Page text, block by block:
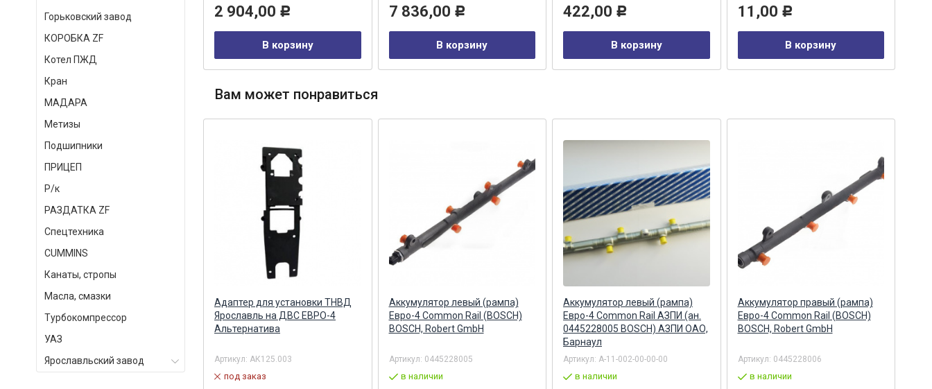
Горьковский завод
КОРОБКА ZF
Котел ПЖД
Кран
МАДАРА
Метизы
Подшипники
ПРИЦЕП
Р/к
РАЗДАТКА ZF
Спецтехника
СUMMINS
Канаты, стропы
Масла, смазки
Турбокомпрессор
УАЗ
Ярославльский завод
309,00 Р
В корзину
2 904,00 Р
В корзину
7 836,00 Р
В корзину
422,00 Р
В корзину
11,00 Р
В корзину
Вам может понравиться
Аккумулятор правый (рампа)
Евро-4 Common Rail АЗПИ (ан.
Барнаул
Артикул:А-11-003-00-00-00
Адаптер для установки ТНВД
Ярославль на ДВС ЕВРО-4
Альтернатива
Артикул: АК125.003
под заказ
Аккумулятор левый (рампа)
Евро-4 Common Rail (BOSCH)
BOSCH, Robert GmbH
Артикул: 0445228005
в наличии
Аккумулятор левый (рампа)
Евро-4 Common Rail АЗПИ (ан.
0445228005 BOSCH) АЗПИ ОАО,
Барнаул
Артикул: А-11-002-00-00-00
в наличии
Аккумулятор правый (рампа)
Евро-4 Common Rail (BOSCH)
BOSCH, Robert GmbH
Артикул: 0445228006
в наличии